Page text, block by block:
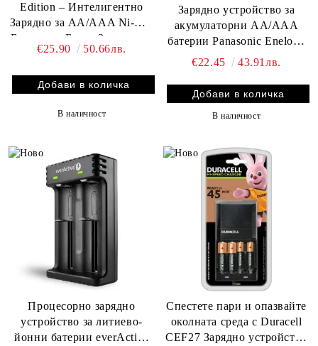
Edition – Интелигентно
Зарядно за AA/AAA Ni-MH
Батерии с Бързо Зареждане
и LCD Дисплей
€25.90 50.66лв.
В наличност
Зарядно устройство за
акумулаторни AA/AAA
батерии Panasonic Eneloop
Q-CC51E – Бързо и
BATERIIKI.COM
€22.45 43.91лв.
В наличност
Процесорно зарядно
устройство за литиево-
йонни батерии everActive
Спестете пари и опазвайте
околната среда с Duracell
CEF27 Зарядно устройство